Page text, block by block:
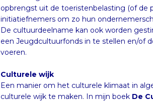
initiatiefnemers om zo hun
De cultuurdeelname kan ook worden
een Jeugdcultuurfonds in te stellen en/of
voeren.
Culturele wijk
Een manier om het culturele klimaat in
culturele wijk te maken. In mijn boek De